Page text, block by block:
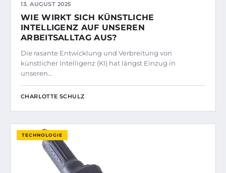
13. AUGUST 2025
WIE WIRKT SICH KÜNSTLICHE
INTELLIGENZ AUF UNSEREN
ARBEITSALLTAG AUS?
Die rasante Entwicklung und Verbreitung von
künstlicher Intelligenz (KI) hat längst Einzug in
unseren…
CHARLOTTE SCHULZ
TECHNOLOGIE